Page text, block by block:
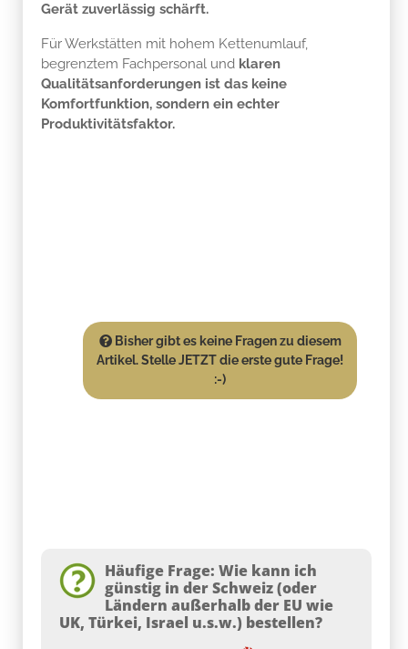
Gerät zuverlässig schärft.
Für Werkstätten mit hohem Kettenumlauf,
begrenztem Fachpersonal und klaren
Qualitätsanforderungen ist das keine
Komfortfunktion, sondern ein echter
Produktivitätsfaktor.
Bisher gibt es keine Fragen zu diesem
Artikel. Stelle JETZT die erste gute Frage!
:-)
Häufige Frage: Wie kann ich
günstig in der Schweiz (oder
Ländern außerhalb der EU wie
UK, Türkei, Israel u.s.w.) bestellen?